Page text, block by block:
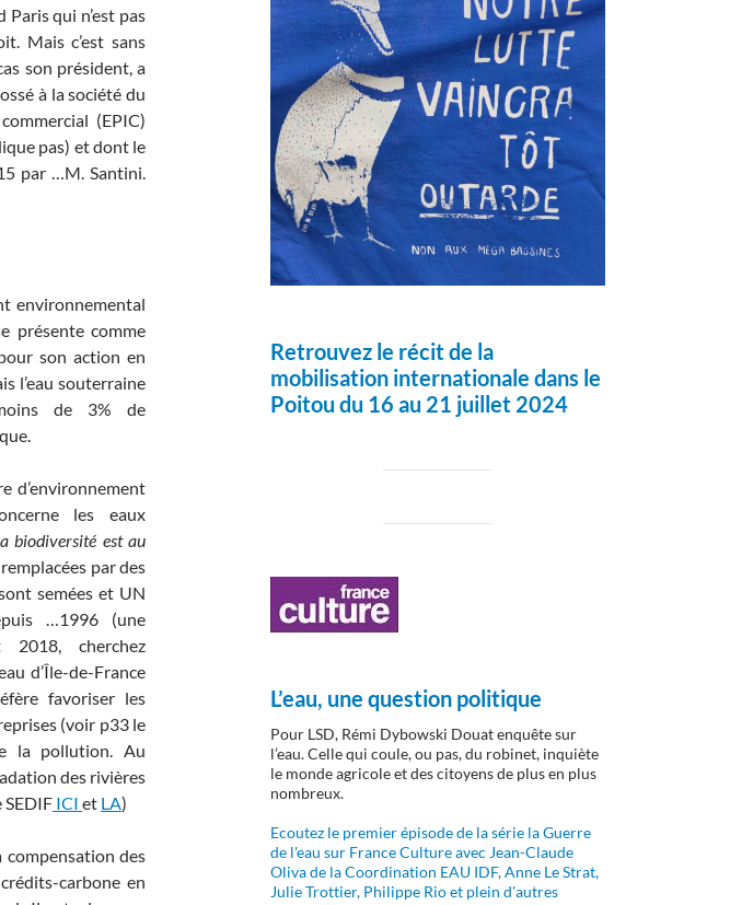
qui n’est pas
Mais c’est sans
son président, a
à la société du
(EPIC)
pas) et dont le
par …M. Santini.
environnemental
présente comme
son action en
l’eau souterraine
de 3% de
d’environnement
les eaux
biodiversité est au
par des
semées et UN
…1996 (une
2018, cherchez
d’Île-de-France
favoriser les
(voir p33 le
la pollution. Au
des rivières
ICI et LA)
compensation des
carbone en
Retrouvez le récit de la
mobilisation internationale dans le
Poitou du 16 au 21 juillet 2024
L’eau, une question politique
Pour LSD, Rémi Dybowski Douat enquête sur
l’eau. Celle qui coule, ou pas, du robinet, inquiète
le monde agricole et des citoyens de plus en plus
nombreux.
Ecoutez le premier épisode de la série la Guerre
de l'eau sur France Culture avec Jean-Claude
Oliva de la Coordination EAU IDF, Anne Le Strat,
Julie Trottier, Philippe Rio et plein d'autres